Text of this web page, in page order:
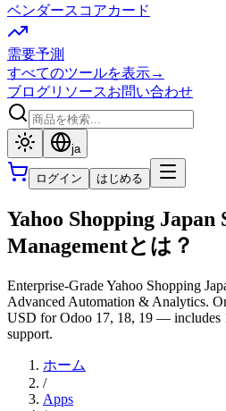
ベンダースコアカード
需要予測
すべてのツールを表示→
ブログリソースお問い合わせ
ja
ログイン はじめる
Yahoo Shopping Japan
Managementとは？
Enterprise-Grade Yahoo Shopping
Advanced Automation & Analytics.
USD for Odoo 17, 18, 19 — includes
support.
ホーム
/
Apps